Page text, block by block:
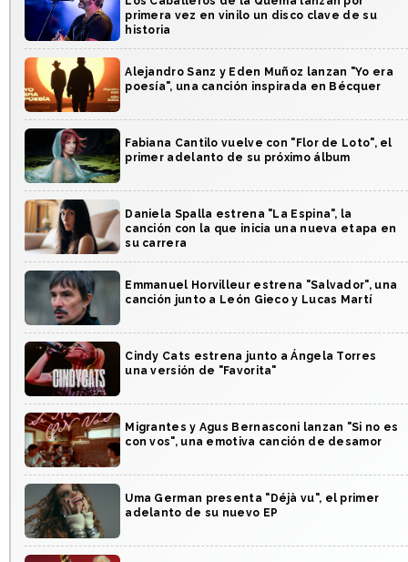
primera vez en vinilo un disco clave de su
historia
Alejandro Sanz y Eden Muñoz lanzan "Yo era
poesía", una canción inspirada en Bécquer
Fabiana Cantilo vuelve con "Flor de Loto", el
primer adelanto de su próximo álbum
Daniela Spalla estrena "La Espina", la
canción con la que inicia una nueva etapa en
su carrera
Emmanuel Horvilleur estrena "Salvador", una
canción junto a León Gieco y Lucas Martí
Cindy Cats estrena junto a Ángela Torres
una versión de "Favorita"
Migrantes y Agus Bernasconi lanzan "Si no es
con vos", una emotiva canción de desamor
Uma German presenta "Déjà vu", el primer
adelanto de su nuevo EP